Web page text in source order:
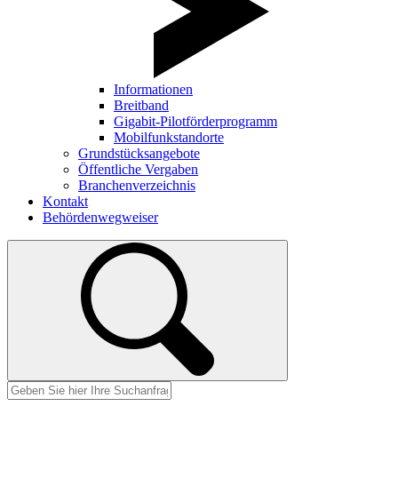
Informationen
Breitband
Gigabit-Pilotförderprogramm
Mobilfunkstandorte
Grundstücksangebote
Öffentliche Vergaben
Branchenverzeichnis
Kontakt
Behördenwegweiser